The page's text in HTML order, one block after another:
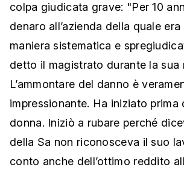
colpa giudicata grave: "Per 10
denaro all’azienda della quale
maniera sistematica e
detto il magistrato durante la sua
L’ammontare del danno è
impressionante. Ha iniziato prima
donna. Iniziò a rubare perché
della Sa non riconosceva il suo
conto anche dell’ottimo reddito